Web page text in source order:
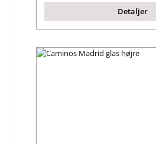
Detaljer